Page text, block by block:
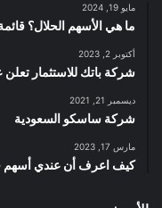
مايو 19, 2024
ما هي الأسهم الحلال؟
أكتوبر 2, 2023
شركة باتك للاستثمار
ديسمبر 21, 2021
شركة ساسكو السعودية
مارس 17, 2023
كيف اعرف أن عندي أسهم